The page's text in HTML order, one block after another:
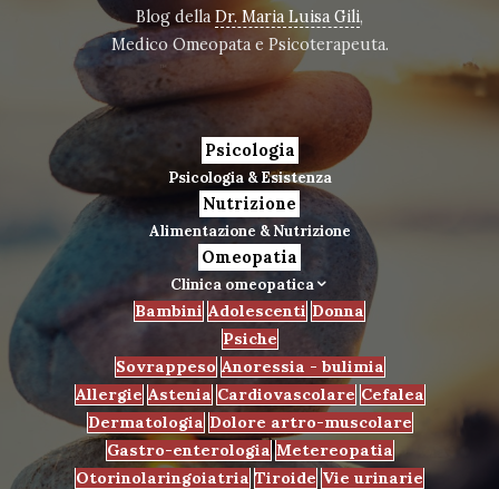
Blog della Dr. Maria Luisa Gili,
Medico Omeopata e Psicoterapeuta.
Psicologia
Psicologia & Esistenza
Nutrizione
Alimentazione & Nutrizione
Omeopatia
Clinica omeopatica
Bambini Adolescenti Donna
Psiche
Sovrappeso Anoressia - bulimia
Allergie Astenia Cardiovascolare Cefalea
Dermatologia Dolore artro-muscolare
Gastro-enterologia Metereopatia
Otorinolaringoiatria Tiroide Vie urinarie